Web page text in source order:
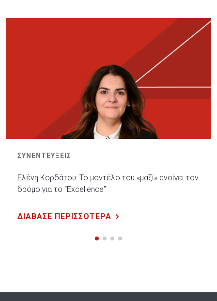
ΣΥΝΕΝΤΕΥΞΕΙΣ
Ελένη Κορδάτου: Το μοντέλο του «μαζί» ανοίγει τον
δρόμο για το “Excellence”
ΔΙΑΒΑΣΕ ΠΕΡΙΣΣΟΤΕΡΑ